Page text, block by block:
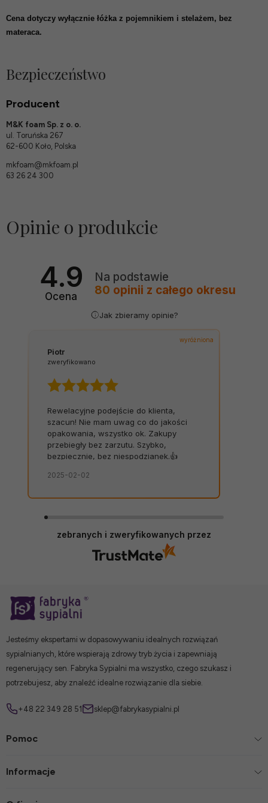
Cena dotyczy wyłącznie łóżka z pojemnikiem i stelażem, bez
materaca.
Bezpieczeństwo
Producent
M&K foam Sp. z o. o.
ul. Toruńska 267
62-600 Koło, Polska
mkfoam@mkfoam.pl
63 26 24 300
Opinie o produkcie
4.9
Ocena
Na podstawie
80 opinii z całego okresu
Jak zbieramy opinie?
wyróżniona
Piotr
zweryfikowano
Rewelacyjne podejście do klienta,
szacun! Nie mam uwag co do jakości
opakowania, wszystko ok. Zakupy
przebiegły bez zarzutu. Szybko,
bezpiecznie, bez niespodzianek.👍️
2025-02-02
zebranych i zweryfikowanych przez
Jesteśmy ekspertami w dopasowywaniu idealnych rozwiązań
sypialnianych, które wspierają zdrowy tryb życia i zapewniają
regenerujący sen. Fabryka Sypialni ma wszystko, czego szukasz i
potrzebujesz, aby znaleźć idealne rozwiązanie dla siebie.
+48 22 349 28 51 sklep@fabrykasypialni.pl
Pomoc
Informacje